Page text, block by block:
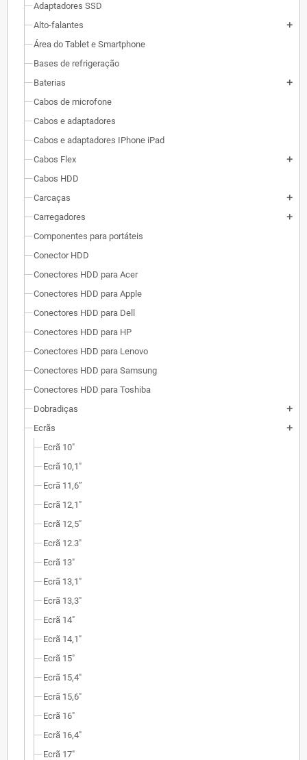
Adaptadores SSD
Alto-falantes
add
Área do Tablet e Smartphone
Bases de refrigeração
Baterias
add
Cabos de microfone
Cabos e adaptadores
Cabos e adaptadores IPhone iPad
Cabos Flex
add
Cabos HDD
Carcaças
add
Carregadores add
Componentes para portáteis
Conector HDD
Conectores HDD para Acer
Conectores HDD para Apple
Conectores HDD para Dell
Conectores HDD para HP
Conectores HDD para Lenovo
Conectores HDD para Samsung
Conectores HDD para Toshiba
Dobradiças
add
Ecrãs add
Ecrã 10"
Ecrã 10,1"
Ecrã 11,6”
Ecrã 12,1"
Ecrã 12,5"
Ecrã 12.3"
Ecrã 13"
Ecrã 13,1"
Ecrã 13,3"
Ecrã 14"
Ecrã 14,1"
Ecrã 15"
Ecrã 15,4"
Ecrã 15,6"
Ecrã 16"
Ecrã 16,4"
Ecrã 17"